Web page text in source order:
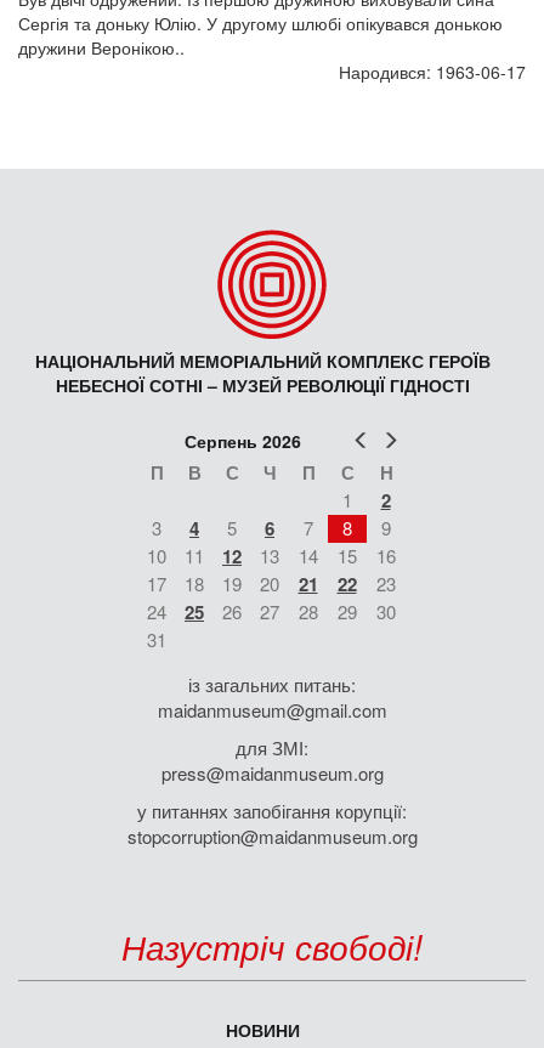
Сергія та доньку Юлію. У другому шлюбі опікувався донькою
дружини Веронікою..
Народився: 1963-06-17
НАЦІОНАЛЬНИЙ МЕМОРІАЛЬНИЙ КОМПЛЕКС ГЕРОЇВ
НЕБЕСНОЇ СОТНІ – МУЗЕЙ РЕВОЛЮЦІЇ ГІДНОСТІ
Попер
Серпень 2026
П В С Ч П С Н
1 2
3 4 5 6 7 8
9
10
11 12 13 14 15
16
17
18 19 20 21 22
23
24
25 26 27 28 29
30
31
із загальних питань:
maidanmuseum@gmail.com
для ЗМІ:
press@maidanmuseum.org
у питаннях запобігання корупції:
stopcorruption@maidanmuseum.org
Назустріч свободі!
НОВИНИ